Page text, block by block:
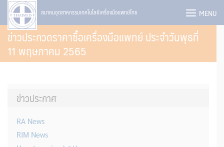
Skip
content
สมาคมอุตสาหกรรมเทคโนโลยีเครื่องมือแพทย์ไทย MENU
ข่าวประกวดราคาซื้อเครื่องมือแพทย์ ประจำวันพุธที่
11 พฤษภาคม 2565
ข่าวประกาศ
RA News
RIM News